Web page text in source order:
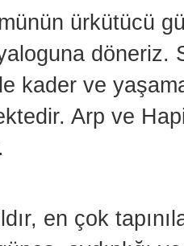
ürkütücü
kader ve
Arp ve
en çok